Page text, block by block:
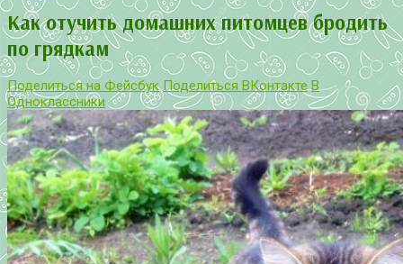
Как отучить домашних питомцев бродить
по грядкам
Поделиться на Фейсбук Поделиться ВКонтакте В
Одноклассники